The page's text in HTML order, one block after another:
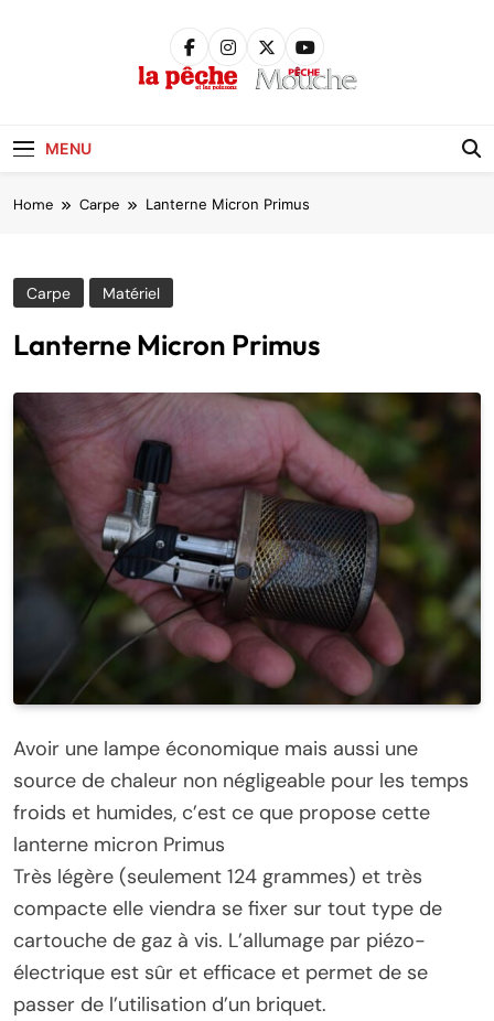
MENU
Home Carpe Lanterne Micron Primus
Carpe Matériel
Lanterne Micron Primus
Avoir une lampe économique mais aussi une
source de chaleur non négligeable pour les temps
froids et humides, c’est ce que propose cette
lanterne micron Primus
Très légère (seulement 124 grammes) et très
compacte elle viendra se fixer sur tout type de
cartouche de gaz à vis. L’allumage par piézo-
électrique est sûr et efficace et permet de se
passer de l’utilisation d’un briquet.